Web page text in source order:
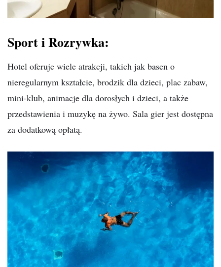
Sport i Rozrywka:
Hotel oferuje wiele atrakcji, takich jak basen o
nieregularnym kształcie, brodzik dla dzieci, plac zabaw,
mini-klub, animacje dla dorosłych i dzieci, a także
przedstawienia i muzykę na żywo. Sala gier jest dostępna
za dodatkową opłatą.